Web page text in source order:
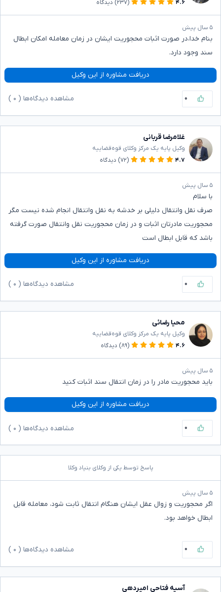
۴.۶
(۲۳۷) دیدگاه
۵ سال پیش
بنام خدا،در صورت اثبات محجوریت ایشان در زمان معامله امکان ابطال
سند وجود دارد.
دریافت مشاوره از این وکیل
۰ مشاهده دیدگاه‌ها ( ۰
غلامرضا قربانی
وکیل پایه یک مرکز وکلای قوه‌قضاییه
۴.۷
(۷۲) دیدگاه
۵ سال پیش
با سلام
صرف نقل وانتقال دلیلی بر خدشه به نقل وانتقال انجام شده نیست مگر
محجوریت مادرتان اثبات و در زمان محجوریت نقل وانتقال صورت گرفته
باشد که قابل ابطال است
دریافت مشاوره از این وکیل
۰ مشاهده دیدگاه‌ها ( ۰
محیا رضائی
وکیل پایه یک مرکز وکلای قوه‌قضاییه
۴.۶
(۸۹) دیدگاه
۵ سال پیش
باید محجوریت مادر را در زمان انتقال سند اثبات کنید
دریافت مشاوره از این وکیل
۰ مشاهده دیدگاه‌ها ( ۰
پاسخ توسط یکی از وکلای بنیاد وکلا
۵ سال پیش
اگر محجوریت و زوال عقل ایشان هنگام انتقال ثابت شود، معامله قابل
ابطال خواهد بود.
۰ مشاهده دیدگاه‌ها ( ۰
آسیه فتاحی امیردهی